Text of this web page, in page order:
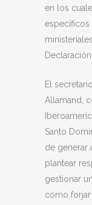
en los
específicos
El
Allamand,
Santo
de generar
plantear
gestionar
como